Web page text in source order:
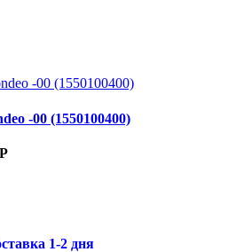
-00 (1550100400)
1-2 дня